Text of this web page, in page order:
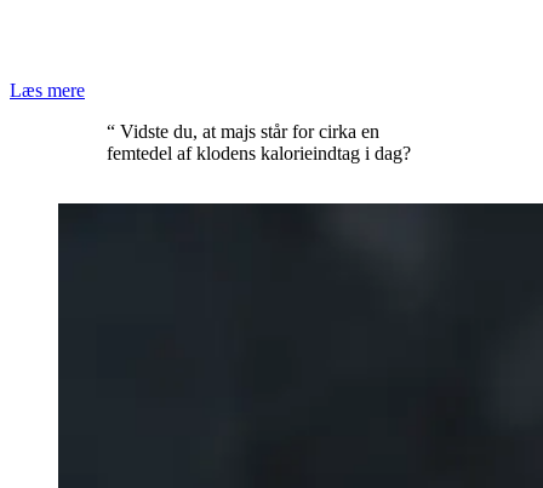
Læs mere
“ Vidste du, at majs står for cirka en
femtedel af klodens kalorieindtag i dag?